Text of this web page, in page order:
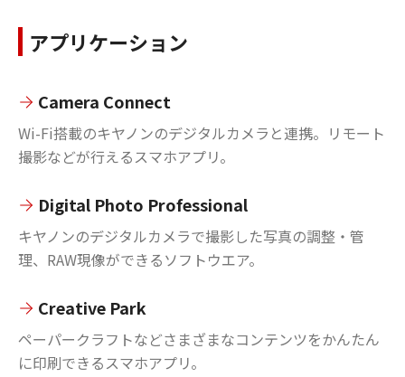
アプリケーション
Camera Connect
Wi-Fi搭載のキヤノンのデジタルカメラと連携。リモート
撮影などが行えるスマホアプリ。
Digital Photo Professional
キヤノンのデジタルカメラで撮影した写真の調整・管
理、RAW現像ができるソフトウエア。
Creative Park
ペーパークラフトなどさまざまなコンテンツをかんたん
に印刷できるスマホアプリ。